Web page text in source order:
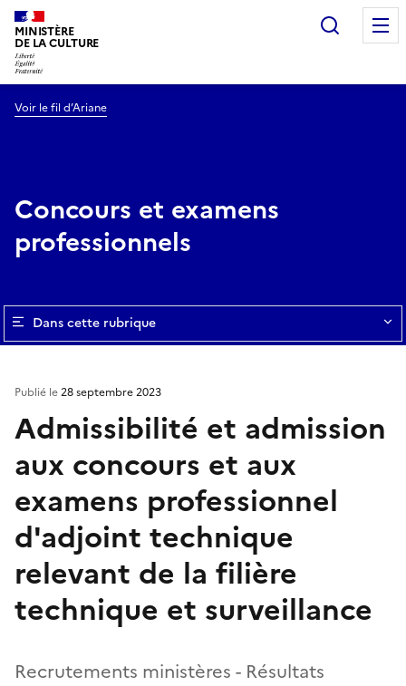
MINISTÈRE
DE LA CULTURE
Voir le fil d’Ariane
Concours et examens
professionnels
Dans cette rubrique
Admissibilité et admission
aux concours et aux
examens professionnel
d'adjoint technique
relevant de la filière
technique et surveillance
Recrutements ministères - Résultats
Publié le28 septembre 2023